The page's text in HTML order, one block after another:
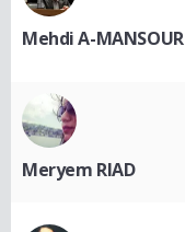
Mehdi A-MANSOUR
Meryem RIAD